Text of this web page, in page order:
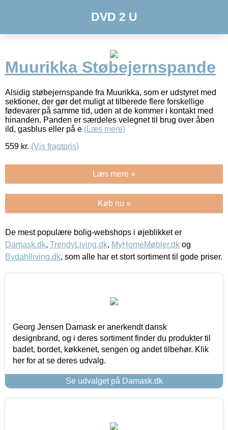
DVD 2 U
Muurikka Støbejernspande
Alsidig støbejernspande fra Muurikka, som er udstyret med
sektioner, der gør det muligt at tilberede flere forskellige
fødevarer på samme tid, uden at de kommer i kontakt med
hinanden. Panden er særdeles velegnet til brug over åben
ild, gasblus eller på e (Læs mere)
559 kr. (Vis fragtpris)
Læs mere »
Køb nu »
De mest populære bolig-webshops i øjeblikket er
Damask.dk, TrendyLiving.dk, MyHomeMøbler.dk og
Bydahlliving.dk, som alle har et stort sortiment til gode priser.
Georg Jensen Damask er anerkendt dansk
designbrand, og i deres sortiment finder du produkter til
badet, bordet, køkkenet, sengen og andet tilbehør. Klik
her for at se deres udvalg.
Se udvalget på Damask.dk